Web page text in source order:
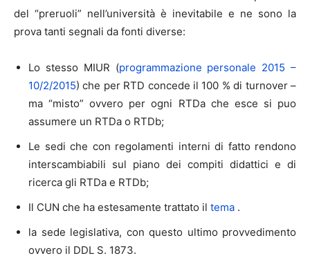
del “preruoli” nell’università è inevitabile e ne sono la
prova tanti segnali da fonti diverse:
Lo stesso MIUR (programmazione personale 2015 –
10/2/2015) che per RTD concede il 100 % di turnover –
ma “misto” ovvero per ogni RTDa che esce si puo
assumere un RTDa o RTDb;
Le sedi che con regolamenti interni di fatto rendono
interscambiabili sul piano dei compiti didattici e di
ricerca gli RTDa e RTDb;
Il CUN che ha estesamente trattato il tema .
la sede legislativa, con questo ultimo provvedimento
ovvero il DDL S. 1873.